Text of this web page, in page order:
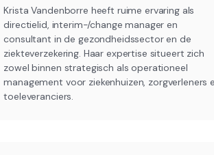
Krista Vandenborre heeft ruime ervaring als
directielid, interim-/change manager en
consultant in de gezondheidssector en de
ziekteverzekering. Haar expertise situeert zich
zowel binnen strategisch als operationeel
management voor ziekenhuizen, zorgverleners
toeleveranciers.